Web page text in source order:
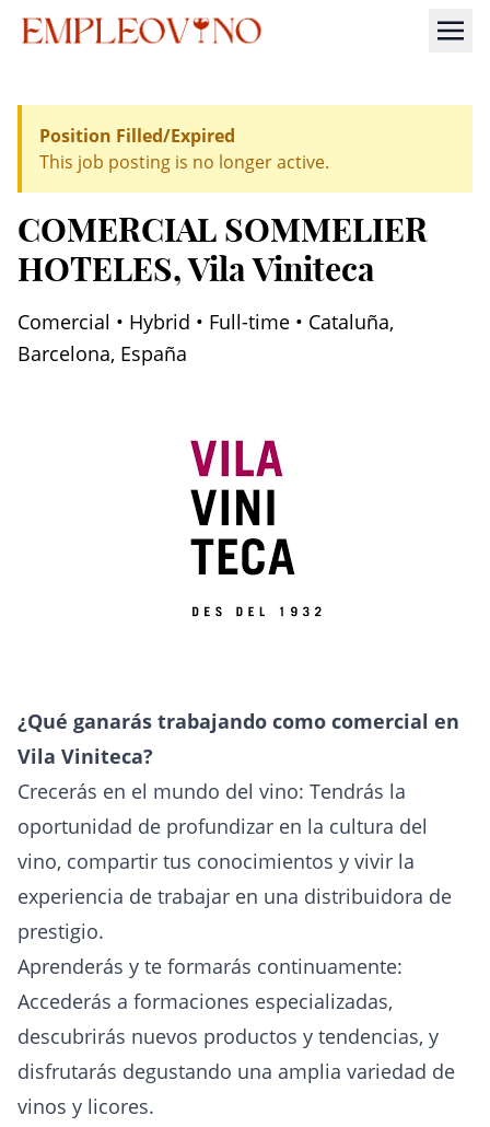
Position Filled/Expired
This job posting is no longer active.
COMERCIAL SOMMELIER
HOTELES, Vila Viniteca
Comercial • Hybrid • Full-time • Cataluña,
Barcelona, España
¿Qué ganarás trabajando como comercial en
Vila Viniteca?
Crecerás en el mundo del vino: Tendrás la
oportunidad de profundizar en la cultura del
vino, compartir tus conocimientos y vivir la
experiencia de trabajar en una distribuidora de
prestigio.
Aprenderás y te formarás continuamente:
Accederás a formaciones especializadas,
descubrirás nuevos productos y tendencias, y
disfrutarás degustando una amplia variedad de
vinos y licores.